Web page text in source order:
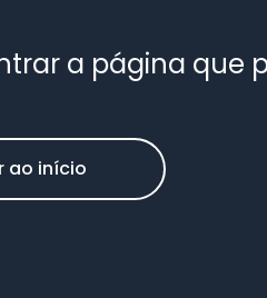
a página que
ao início